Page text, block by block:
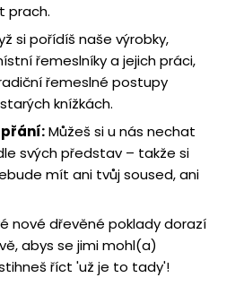
prach.
si pořídíš naše výrobky,
řemeslníky a jejich práci,
řemeslné postupy
knížkách.
přání:Můžeš si u nás nechat
svých představ – takže si
mít ani tvůj soused, ani
nové dřevěné poklady dorazí
abys se jimi mohl(a)
říct 'už je to tady'!